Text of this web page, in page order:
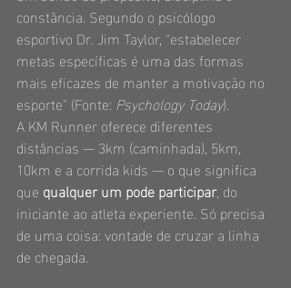
constância. Segundo o psicólogo
esportivo Dr. Jim Taylor, "estabelecer
metas específicas é uma das formas
mais eficazes de manter a motivação no
esporte" (Fonte: Psychology Today).
A KM Runner oferece diferentes
distâncias — 3km (caminhada), 5km,
10km e a corrida kids — o que significa
que qualquer um pode participar, do
iniciante ao atleta experiente. Só precisa
de uma coisa: vontade de cruzar a linha
de chegada.